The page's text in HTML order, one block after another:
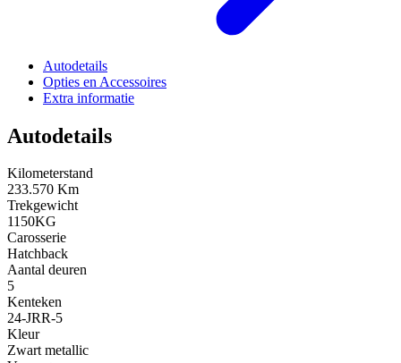
Autodetails
Opties en Accessoires
Extra informatie
Autodetails
Kilometerstand
233.570 Km
Trekgewicht
1150KG
Carosserie
Hatchback
Aantal deuren
5
Kenteken
24-JRR-5
Kleur
Zwart metallic